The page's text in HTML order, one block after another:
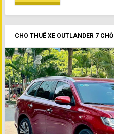
CHO THUÊ XE OUTLANDER 7 CHỖ